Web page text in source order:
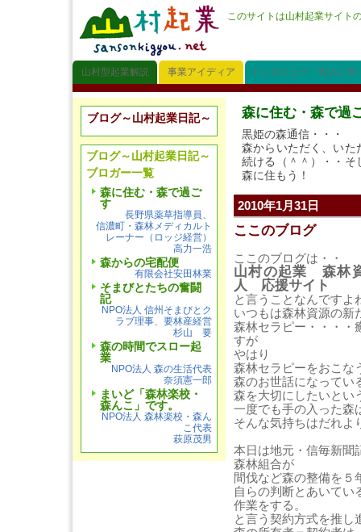
このサイトは山村起業サイト
山村型起業解説 事業アイディア インタビュー「先人に学
森に住む・森で過
黒姫の森通信・・・
森からいただく、いた
続ける（＾＾）・・そ
森に住もう！
2010年1月31日
ここのブログ
ここのブログは・・
山村の起業 森林
人 応援サイト
と言うことなんですよ
いつもは森林資源の新
森林セラピー・・・・
すが
やはり
森林セラピーをおこな
森のお世話になってい
森を大切にしたいとい
一度でも手の入った森
そんな気持ちはだれよ
本日は地元・信毎新聞
森林組合が
間伐など森の整備を５
自らの判断とあいてい
作業をする。
と言う契約方式を推し
ブログ～山村起業日記～
ブログ～山村起業日記～
ブロガー一覧
森に住む・森で過ご
す
長野県薬草指導員、
信濃町・森林メディカルト
レーナー（ロッジ経営）
高力一浩
森からの宅配便
有限会社安田林業
そまびとたちの奮闘
記
NPO法人 信州そまびとク
ラブ理事、要林産経営
杉山 要
森の時間でスロー起
業
NPO法人 森の生活代表
奈須憲一郎
まいど「森林楽校・
森んこ」です。
NPO法人 森林楽校・森ん
こ代表
萩原茂男